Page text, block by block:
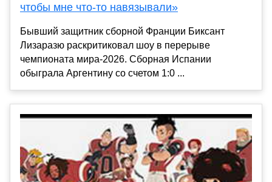
чтобы мне что-то навязывали»
Бывший защитник сборной Франции Биксант
Лизаразю раскритиковал шоу в перерыве
чемпионата мира-2026. Сборная Испании
обыграла Аргентину со счетом 1:0 ...